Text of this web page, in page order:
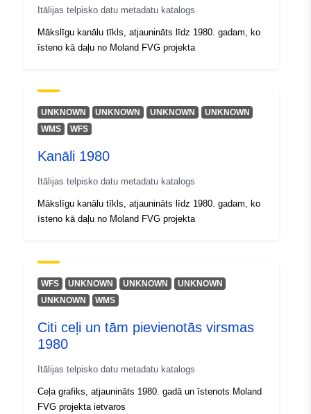
uriRef:
http://data.europa.eu/88u/dataset/
Itālijas telpisko datu metadatu katalogs
Mākslīgu kanālu tīkls, atjaunināts līdz 1980. gadam, ko
īsteno kā daļu no Moland FVG projekta
UNKNOWN UNKNOWN UNKNOWN
UNKNOWN
WMS
WFS
Kanāli 1980
Itālijas telpisko datu metadatu katalogs
Mākslīgu kanālu tīkls, atjaunināts līdz 1980. gadam, ko
īsteno kā daļu no Moland FVG projekta
WFS UNKNOWN UNKNOWN
UNKNOWN
UNKNOWN
WMS
Citi ceļi un tām pievienotās virsmas
1980
Itālijas telpisko datu metadatu katalogs
Ceļa grafiks, atjaunināts 1980. gadā un īstenots Moland
FVG projekta ietvaros